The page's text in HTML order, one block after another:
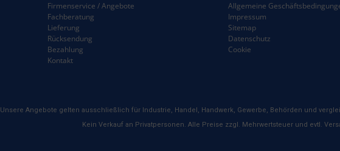
Firmenservice / Angebote
Fachberatung
Lieferung
Rücksendung
Bezahlung
Kontakt
Allgemeine
Impressum
Sitemap
Datenschutz
Cookie
Unsere Angebote gelten ausschließlich für Industrie, Handel, Handwerk, Gewerbe, Behörden und
Kein Verkauf an Privatpersonen. Alle Preise zzgl. Mehrwertsteuer und evtl.